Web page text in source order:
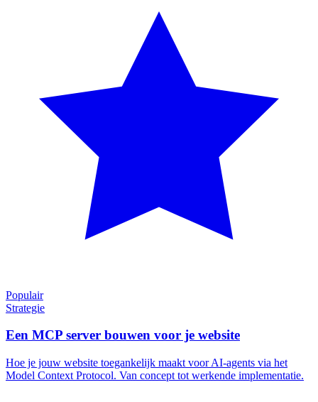
Populair
Strategie
Een MCP server bouwen voor je website
Hoe je jouw website toegankelijk maakt voor AI-agents via het
Model Context Protocol. Van concept tot werkende implementatie.